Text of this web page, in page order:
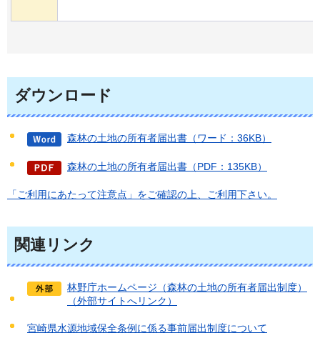
ダウンロード
森林の土地の所有者届出書（ワード：36KB）
森林の土地の所有者届出書（PDF：135KB）
「ご利用にあたって注意点」をご確認の上、ご利用下さい。
関連リンク
林野庁ホームページ（森林の土地の所有者届出制度）
（外部サイトへリンク）
宮崎県水源地域保全条例に係る事前届出制度について